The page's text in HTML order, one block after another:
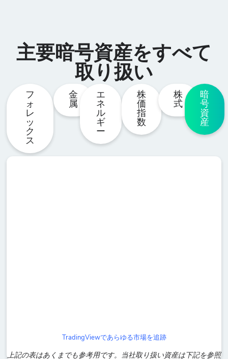
主要暗号資産をすべて
取り扱い
フ
ォ
レ
ッ
ク
ス
金
属
エ
ネ
ル
ギ
ー
株
価
指
数
株
式
暗
号
資
産
TradingViewであらゆる市場を追跡
上記の表はあくまでも参考用です。当社取り扱い資産は下記を参照